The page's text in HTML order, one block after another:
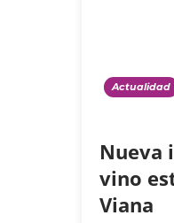
Actualidad
Nueva
vino
Viana